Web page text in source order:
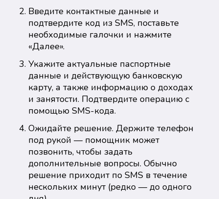
Введите контактные данные и
подтвердите код из SMS, поставьте
необходимые галочки и нажмите
«Далее».
Укажите актуальные паспортные
данные и действующую банковскую
карту, а также информацию о доходах
и занятости. Подтвердите операцию с
помощью SMS-кода.
Ожидайте решение. Держите телефон
под рукой — помощник может
позвонить, чтобы задать
дополнительные вопросы. Обычно
решение приходит по SMS в течение
нескольких минут (редко — до одного